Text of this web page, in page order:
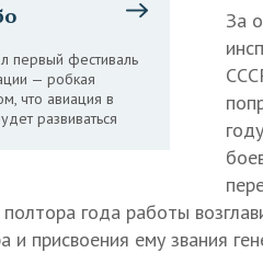
первый фестиваль
— робкая
что авиация в
развиваться
За
полтора года работы
и присвоения ему звания